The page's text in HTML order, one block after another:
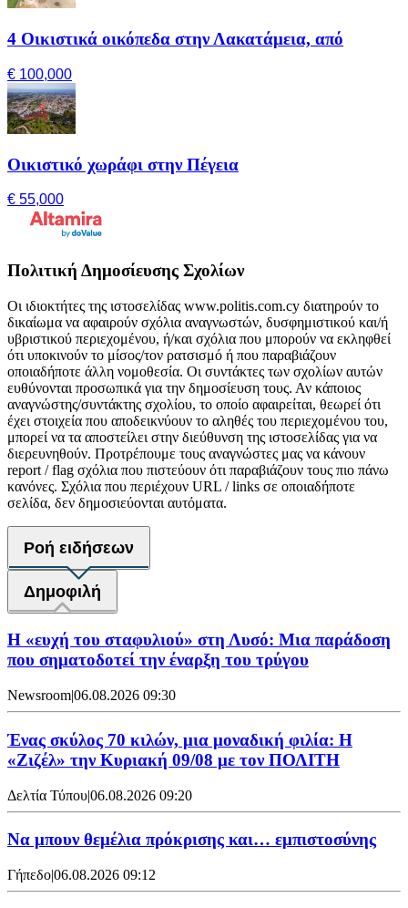
4 Οικιστικά οικόπεδα στην Λακατάμεια, από
€ 100,000
Οικιστικό χωράφι στην Πέγεια
€ 55,000
Πολιτική Δημοσίευσης Σχολίων
Οι ιδιοκτήτες της ιστοσελίδας www.politis.com.cy διατηρούν το
δικαίωμα να αφαιρούν σχόλια αναγνωστών, δυσφημιστικού και/ή
υβριστικού περιεχομένου, ή/και σχόλια που μπορούν να εκληφθεί
ότι υποκινούν το μίσος/τον ρατσισμό ή που παραβιάζουν
οποιαδήποτε άλλη νομοθεσία. Οι συντάκτες των σχολίων αυτών
ευθύνονται προσωπικά για την δημοσίευση τους. Αν κάποιος
αναγνώστης/συντάκτης σχολίου, το οποίο αφαιρείται, θεωρεί ότι
έχει στοιχεία που αποδεικνύουν το αληθές του περιεχομένου του,
μπορεί να τα αποστείλει στην διεύθυνση της ιστοσελίδας για να
διερευνηθούν. Προτρέπουμε τους αναγνώστες μας να κάνουν
report / flag σχόλια που πιστεύουν ότι παραβιάζουν τους πιο πάνω
κανόνες. Σχόλια που περιέχουν URL / links σε οποιαδήποτε
σελίδα, δεν δημοσιεύονται αυτόματα.
Ροή ειδήσεων
Δημοφιλή
Η «ευχή του σταφυλιού» στη Λυσό: Μια παράδοση
που σηματοδοτεί την έναρξη του τρύγου
Newsroom|06.08.2026 09:30
Ένας σκύλος 70 κιλών, μια μοναδική φιλία: Η
«Ζιζέλ» την Κυριακή 09/08 με τον ΠΟΛΙΤΗ
Δελτία Τύπου|06.08.2026 09:20
Να μπουν θεμέλια πρόκρισης και… εμπιστοσύνης
Γήπεδο|06.08.2026 09:12